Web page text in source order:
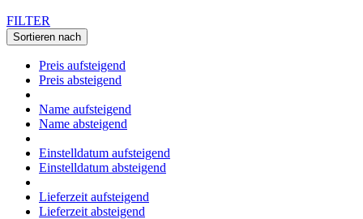
FILTER
Sortieren nach
Preis aufsteigend
Preis absteigend
Name aufsteigend
Name absteigend
Einstelldatum aufsteigend
Einstelldatum absteigend
Lieferzeit aufsteigend
Lieferzeit absteigend